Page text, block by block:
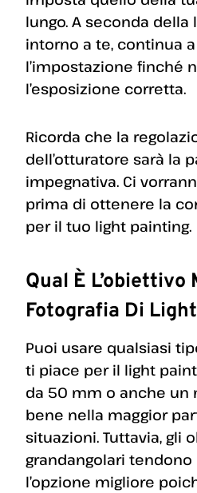
lungo. A seconda
intorno a te, continua
l’impostazione finché
l’esposizione corretta.
Ricorda che la
dell’otturatore sarà la
impegnativa. Ci
prima di ottenere la
per il tuo light painting.
Qual È L’obiettivo
Fotografia Di
Puoi usare qualsiasi
ti piace per il light
da 50 mm o anche un
bene nella maggior
situazioni. Tuttavia, gli
grandangolari tendono
l’opzione migliore